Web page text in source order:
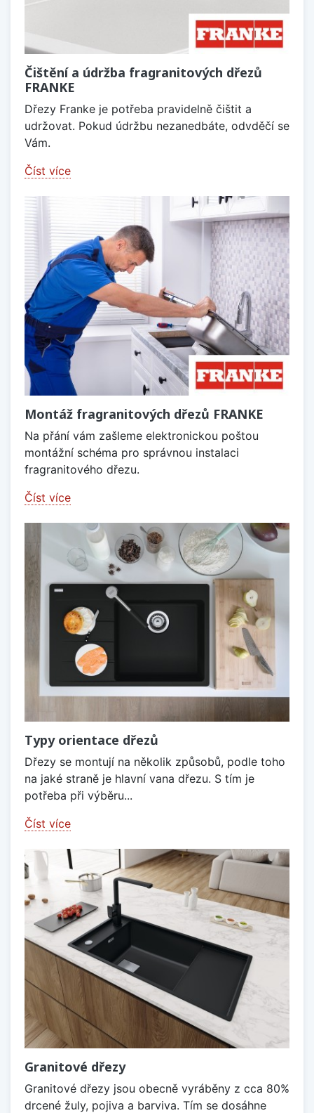
Čištění a údržba fragranitových dřezů
FRANKE
Dřezy Franke je potřeba pravidelně čištit a
udržovat. Pokud údržbu nezanedbáte, odvděčí se
Vám.
Číst více
Montáž fragranitových dřezů FRANKE
Na přání vám zašleme elektronickou poštou
montážní schéma pro správnou instalaci
fragranitového dřezu.
Číst více
Typy orientace dřezů
Dřezy se montují na několik způsobů, podle toho
na jaké straně je hlavní vana dřezu. S tím je
potřeba při výběru...
Číst více
Granitové dřezy
Granitové dřezy jsou obecně vyráběny z cca 80%
drcené žuly, pojiva a barviva. Tím se dosáhne